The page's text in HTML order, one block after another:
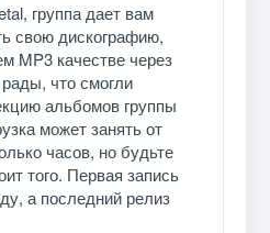
группа дает вам
свою дискографию,
MP3 качестве через
что смогли
альбомов группы
может занять от
часов, но будьте
того. Первая запись
а последний релиз